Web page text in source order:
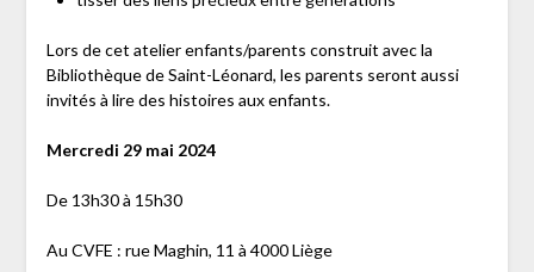
Lors de cet atelier enfants/parents construit avec la
Bibliothèque de Saint-Léonard, les parents seront aussi
invités à lire des histoires aux enfants.
Mercredi 29 mai 2024
De 13h30 à 15h30
Au CVFE : rue Maghin, 11 à 4000 Liège